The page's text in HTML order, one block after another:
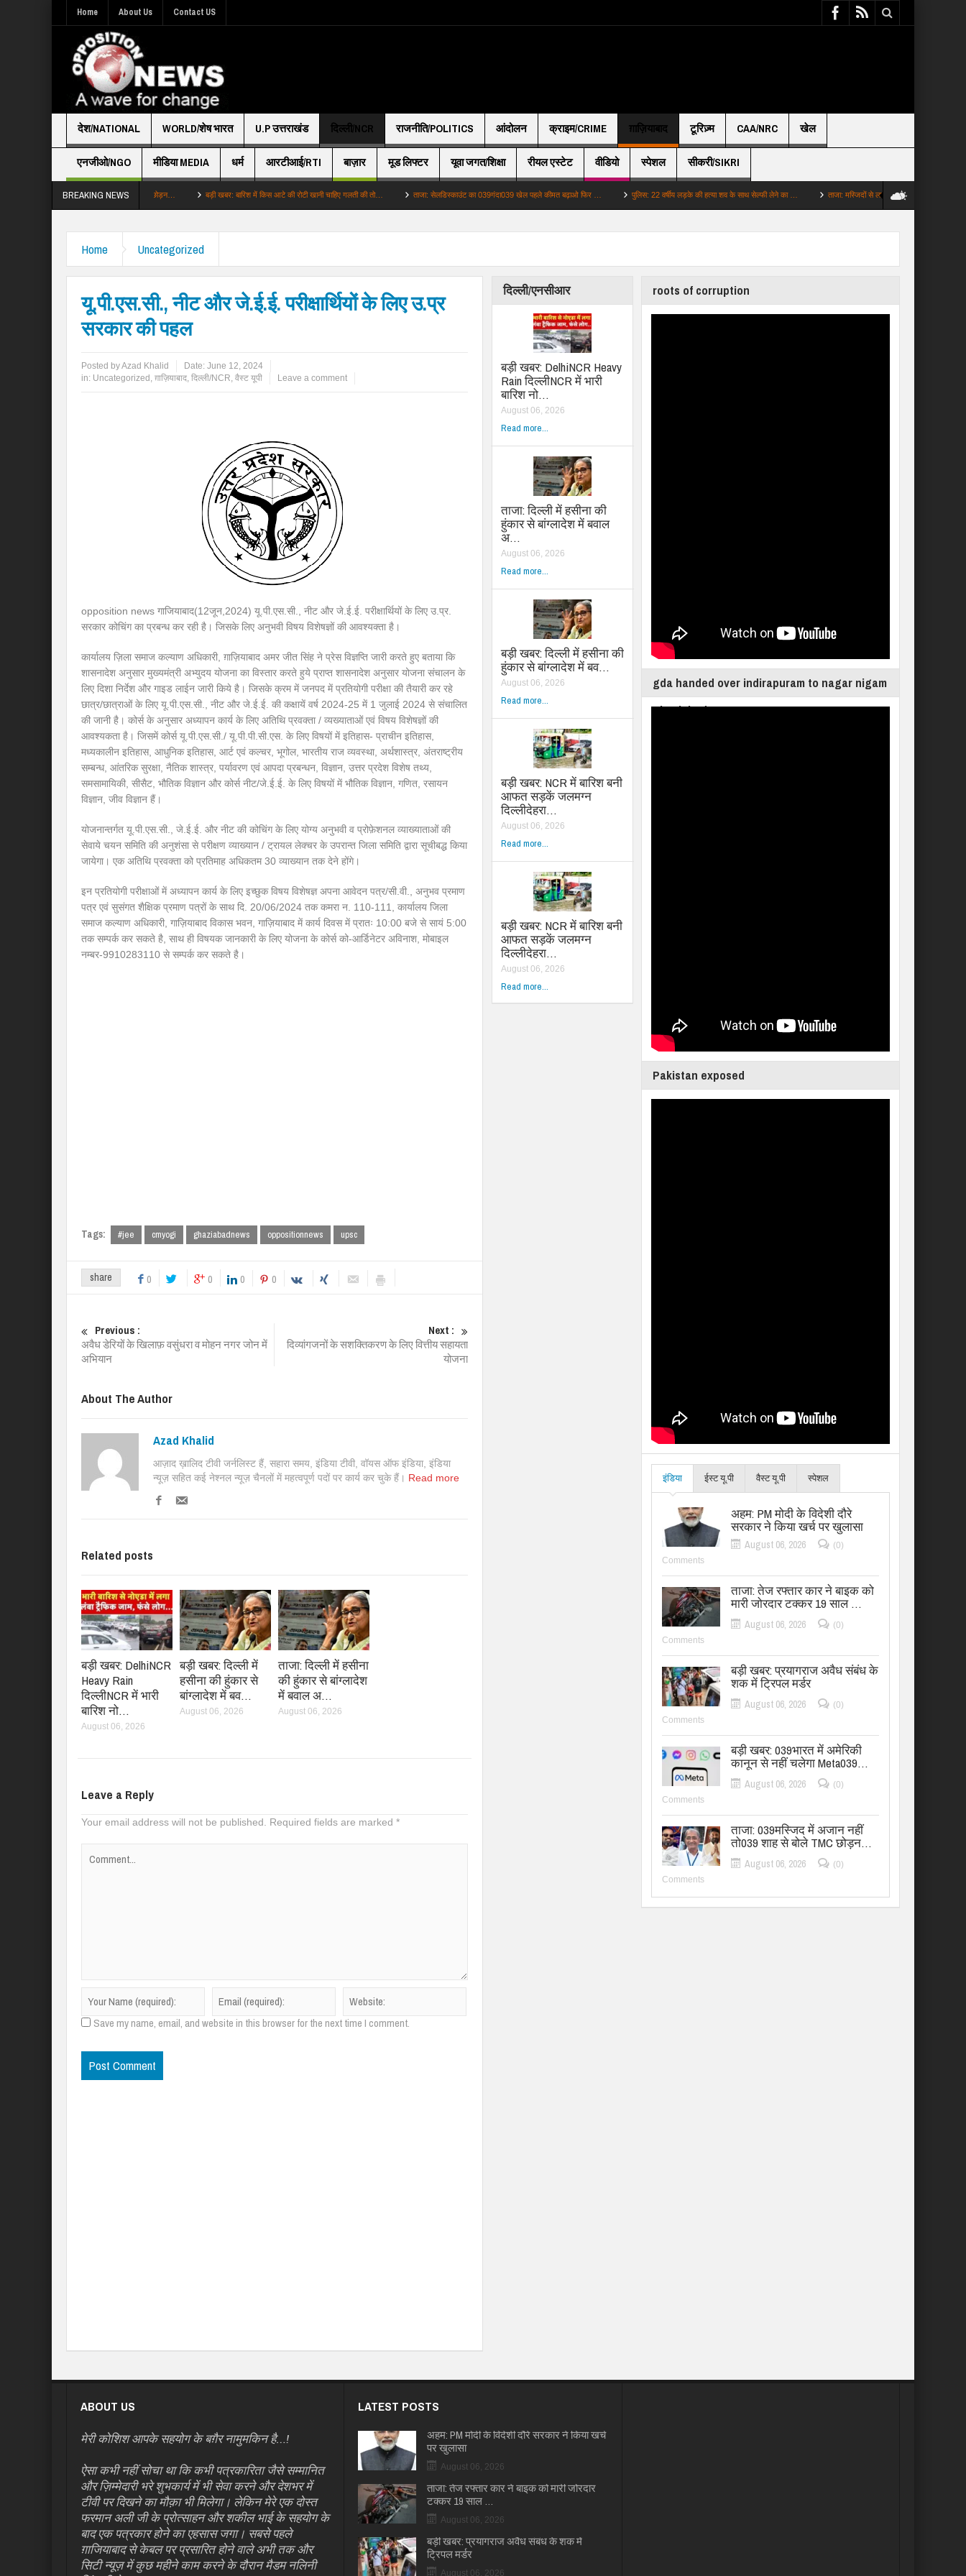
Home About Us Contact US
देश/NATIONAL WORLD/शेष भारत U.P उत्तराखंड दिल्ली/NCR राजनीति/POLITICS आंदोलन क्राइम/CRIME ग़ाज़ियाबाद टूरिज़्म CAA/NRC खेल
एनजीओ/NGO मीडिया MEDIA धर्म आरटीआई/RTI बाज़ार मूड लिफ्टर यूवा जगत/शिक्षा रीयल एस्टेट वीडियो स्पेशल सीकरी/SIKRI
BREAKING NEWS
में अजान नहीं तो039 शाह से बोले TMC छोड़न… बड़ी खबर: बारिश में किस आटे की रोटी खानी चाहिए गलती की तो… ताजा: सेलडिस्काउंट का 039गंदा039 खेल पहले कीमत बढ़ाओ फिर … पुलिस: 22 वर्षीय लड़के की हत्या शव के साथ सेल्फी लेने का … ताजा: मस्जिदों से लाउडस्पीकर हटाने पर बढ़ा विवाद CM शुभें…
Home Uncategorized
यू.पी.एस.सी., नीट और जे.ई.ई. परीक्षार्थियों के लिए उ.प्र
सरकार की पहल
Posted byAzad Khalid Date: June 12, 2024
in: Uncategorized , ग़ाज़ियाबाद, दिल्ली/NCR, वैस्ट यूपी Leave a comment
opposition news गाजियाबाद(12जून,2024) यू.पी.एस.सी., नीट और जे.ई.ई. परीक्षार्थियों के लिए उ.प्र.
सरकार कोचिंग का प्रबन्ध कर रही है। जिसके लिए अनुभवी विषय विशेषज्ञों की आवश्यक्ता है।
कार्यालय ज़िला समाज कल्याण अधिकारी, ग़ाज़ियाबाद अमर जीत सिंह ने प्रेस विज्ञप्ति जारी करते हुए बताया कि
शासनादेश अनुसार मुख्यमंत्री अभ्युदय योजना का विस्तार करते हुये प्राप्त शासनादेश अनुसार योजना संचालन के
लिए दिशा निर्देश और गाइड लाईन जारी किये है। जिसके क्रम में जनपद में प्रतियोगी परीक्षा की तैयारी कर रहे
छात्र/छात्राओं के लिए यू.पी.एस.सी., नीट और जे.ई.ई. की कक्षायें वर्ष 2024-25 में 1 जुलाई 2024 से संचालित
की जानी है। कोर्स के अनुसार अध्यापन कार्य के लिए अतिथि प्रवक्ता / व्यख्याताओं एवं विषय विशेषज्ञों की
आवश्यकता है। जिसमें कोर्स यू.पी.एस.सी./ यू.पी.पी.सी.एस. के लिए विषयों में इतिहास- प्राचीन इतिहास,
मध्यकालीन इतिहास, आधुनिक इतिहास, आर्ट एवं कल्चर, भूगोल, भारतीय राज व्यवस्था, अर्थशास्त्र, अंतराष्ट्रीय
सम्बन्ध, आंतरिक सुरक्षा, नैतिक शास्त्र, पर्यावरण एवं आपदा प्रबन्धन, विज्ञान, उत्तर प्रदेश विशेष तथ्य,
समसामायिकी, सीसैट, भौतिक विज्ञान और कोर्स नीट/जे.ई.ई. के लिए विषयों में भौतिक विज्ञान, गणित, रसायन
विज्ञान, जीव विज्ञान हैं।
योजनान्तर्गत यू.पी.एस.सी., जे.ई.ई. और नीट की कोचिंग के लिए योग्य अनुभवी व प्रोफ़ेशनल व्याख्याताओं की
सेवाये चयन समिति की अनुशंसा से परीक्षण व्याख्यान / ट्रायल लेक्चर के उपरान्त जिला समिति द्वारा सूचीबद्ध किया
जायेगा। एक अतिथि प्रवक्ता को प्रतिमाह अधिकतम 30 व्याख्यान तक देने होंगे।
इन प्रतियोगी परीक्षाओं में अध्यापन कार्य के लिए इच्छुक विषय विशेषज्ञ अपना आवेदन पत्र/सी.वी., अनुभव प्रमाण
पत्र एवं सुसंगत शैक्षिक प्रमाण पत्रों के साथ दि. 20/06/2024 तक कमरा न. 110-111, कार्यालय जिला
समाज कल्याण अधिकारी, गाज़ियाबाद विकास भवन, गाज़ियाबाद में कार्य दिवस में प्रातः 10:00 बजे से सायं 5:00
तक सम्पर्क कर सकते है, साथ ही विषयक जानकारी के लिए योजना के कोर्स को-आर्डिनेटर अविनाश, मोबाइल
नम्बर-9910283110 से सम्पर्क कर सकते है।
Tags: #jee cmyogi ghaziabadnews oppositionnews upsc
share 0 0 0 0
Previous :
अवैध डेरियों के खिलाफ़ वसुंधरा व मोहन नगर जोन में
अभियान
Next :
दिव्यांगजनों के सशक्तिकरण के लिए वित्तीय सहायता
योजना
About The Author
Azad Khalid
आज़ाद ख़ालिद टीवी जर्नलिस्ट हैं, सहारा समय, इंडिया टीवी, वॉयस ऑफ इंडिया, इंडिया
न्यूज़ सहित कई नेश्नल न्यूज़ चैनलों में महत्वपूर्ण पदों पर कार्य कर चुके हैं। Read more
Related posts
बड़ी खबर: DelhiNCR
Heavy Rain
दिल्लीNCR में भारी
बारिश नो…
August 06, 2026
बड़ी खबर: दिल्ली में
हसीना की हुंकार से
बांग्लादेश में बव…
August 06, 2026
ताजा: दिल्ली में हसीना
की हुंकार से बांग्लादेश
में बवाल अ…
August 06, 2026
Leave a Reply
Your email address will not be published. Required fields are marked *
Save my name, email, and website in this browser for the next time I comment.
दिल्ली/एनसीआर
बड़ी खबर: DelhiNCR Heavy
Rain दिल्लीNCR में भारी
बारिश नो…
August 06, 2026
Read more...
ताजा: दिल्ली में हसीना की
हुंकार से बांग्लादेश में बवाल
अ…
August 06, 2026
Read more...
बड़ी खबर: दिल्ली में हसीना की
हुंकार से बांग्लादेश में बव…
August 06, 2026
Read more...
बड़ी खबर: NCR में बारिश बनी
आफत सड़कें जलमग्न
दिल्लीदेहरा…
August 06, 2026
Read more...
बड़ी खबर: NCR में बारिश बनी
आफत सड़कें जलमग्न
दिल्लीदेहरा…
August 06, 2026
Read more...
roots of corruption
gda handed over indirapuram to nagar nigam
ghaziabad
Pakistan exposed
इंडिया ईस्ट यू.पी वैस्ट यू.पी स्पेशल
अहम: PM मोदी के विदेशी दौरे
सरकार ने किया खर्च पर खुलासा
August 06, 2026
(0)
Comments
ताजा: तेज रफ्तार कार ने बाइक को
मारी जोरदार टक्कर 19 साल …
August 06, 2026
(0)
Comments
बड़ी खबर: प्रयागराज अवैध संबंध के
शक में ट्रिपल मर्डर
August 06, 2026
(0)
Comments
बड़ी खबर: 039भारत में अमेरिकी
कानून से नहीं चलेगा Meta039…
August 06, 2026
(0)
Comments
ताजा: 039मस्जिद में अजान नहीं
तो039 शाह से बोले TMC छोड़न…
August 06, 2026
(0)
Comments
ABOUT US
मेरी कोशिश आपके सहयोग के बग़ैर नामुमकिन है…!
ऐसा कभी नहीं सोचा था कि कभी पत्रकारिता जैसे सम्मानित
और ज़िम्मेदारी भरे शुभकार्य में भी सेवा करने और देशभर में
टीवी पर दिखने का मौक़ा भी मिलेगा। लेकिन मेरे एक दोस्त
फरमान अली जी के प्रोत्साहन और शकील भाई के सहयोग के
बाद एक पत्रकार होने का एहसास जगा। सबसे पहले
ग़ाजियाबाद से केबल पर प्रसारित होने वाले अभी तक और
सिटी न्यूज़ में कुछ महीने काम करने के दौरान मैडम नलिनी
LATEST POSTS
अहम: PM मोदी के विदेशी दौरे सरकार ने किया खर्च
पर खुलासा
August 06, 2026
ताजा: तेज रफ्तार कार ने बाइक को मारी जोरदार
टक्कर 19 साल …
August 06, 2026
बड़ी खबर: प्रयागराज अवैध संबंध के शक में
ट्रिपल मर्डर
August 06, 2026